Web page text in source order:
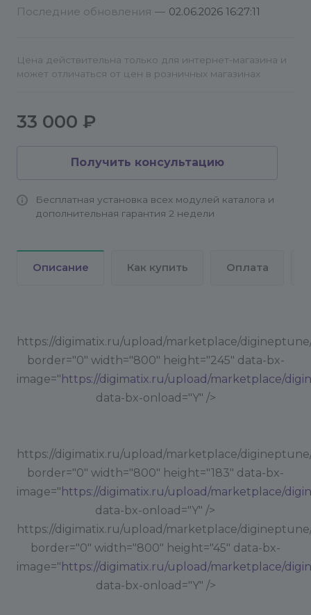
Последние обновления — 02.06.2026 16:27:11
Цена действительна только для интернет-магазина и
может отличаться от цен в розничных магазинах
33 000 ₽
Получить консультацию
Бесплатная установка всех модулей каталога и
дополнительная гарантия 2 недели
Описание Как купить Оплата
https://digimatix.ru/upload/marketplace/
border="0" width="800" height="245" data-bx-
image=" https://digimatix.ru/upload/marketplace/
data-bx-onload="Y" />
https://digimatix.ru/upload/marketplace/
border="0" width="800" height="183" data-bx-
image=" https://digimatix.ru/upload/marketplace/
data-bx-onload="Y" />
https://digimatix.ru/upload/marketplace/
border="0" width="800" height="45" data-bx-
image=" https://digimatix.ru/upload/marketplace/
data-bx-onload="Y" />